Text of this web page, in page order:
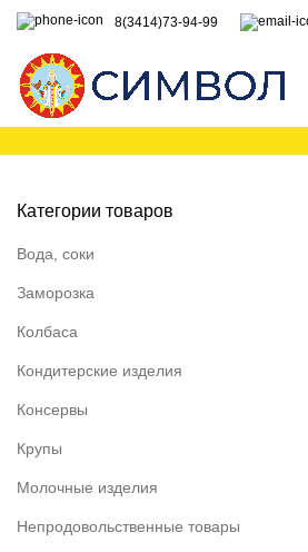
8(3414)73-94-99
Категории товаров
Вода, соки
Заморозка
Колбаса
Кондитерские изделия
Консервы
Крупы
Молочные изделия
Непродовольственные товары